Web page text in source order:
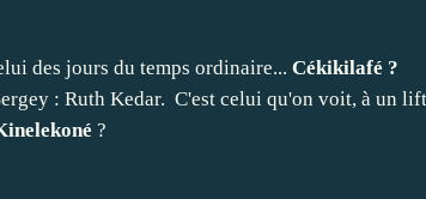
des jours du temps ordinaire... Cékikilafé ?
: Ruth Kedar. C'est celui qu'on voit, à un
?